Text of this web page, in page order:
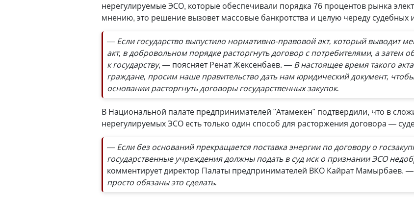
нерегулируемые ЭСО, которые обеспечивали порядка 76 процентов рынка
мнению, это решение вызовет массовые банкротства и целую череду судебных
— Если государство выпустило нормативно-правовой акт, который выводит
акт, в добровольном порядке расторгнуть договор с потребителями, а затем
к государству, — поясняет Ренат Жексенбаев. — В настоящее время такого
граждане, просим наше правительство дать нам юридический документ,
основании расторгнуть договоры государственных закупок.
В Национальной палате предпринимателей "Атамекен" подтвердили, что в
нерегулируемых ЭСО есть только один способ для расторжения договора —
— Если без оснований прекращается поставка энергии по договору о
государственные учреждения должны подать в суд иск о признании ЭСО
комментирует директор Палаты предпринимателей ВКО Кайрат Мамырбаев. —
просто обязаны это сделать.